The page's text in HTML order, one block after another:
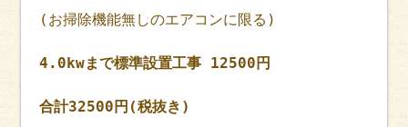
(お掃除機能無しのエアコンに限る)
4.0kwまで標準設置工事 12500円
合計32500円(税抜き)